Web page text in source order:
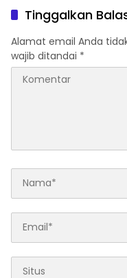
BinaanTinggalkan
Alamat email Anda
wajib ditandai *